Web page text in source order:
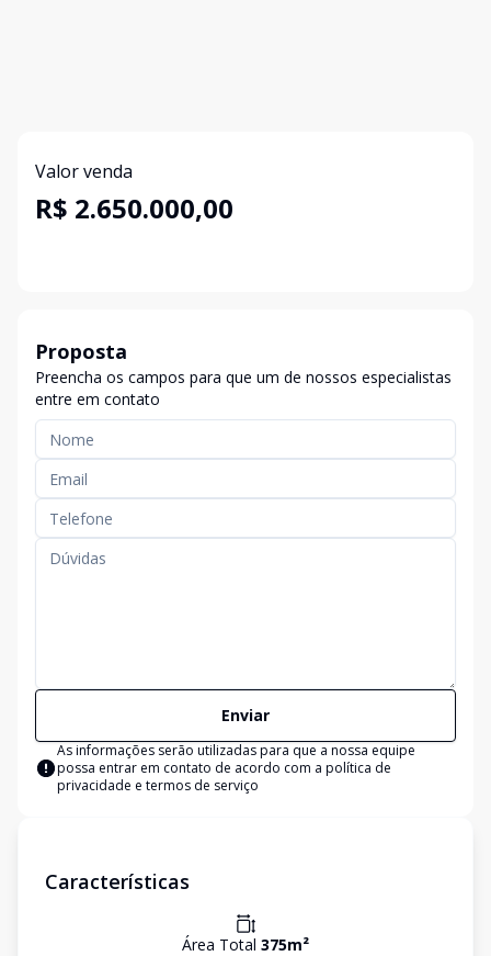
Valor venda
R$ 2.650.000,00
Proposta
Preencha os campos para que um de nossos especialistas
entre em contato
Enviar
As informações serão utilizadas para que a nossa equipe
possa entrar em contato de acordo com a política de
privacidade e termos de serviço
Características
Área Total 375m²